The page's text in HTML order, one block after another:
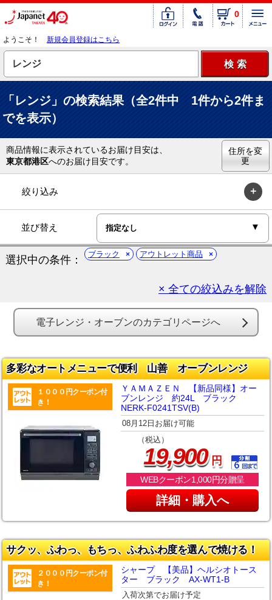
0
ようこそ！ 新規会員登録はこちら
「レンジ」の検索結果（全2件中 1件から2件ま
でを表示）
商品情報に表示されているお届け目安は、
東京都港区へのお届け目安です。
住所を変
更
絞り込み
並び替え
選択中の条件： ブラック アウトレット商品
× 全ての絞込みを解除
電子レンジ・オーブンのカテゴリページへ
多彩なオートメニューで便利 山善 オーブンレンジ
１０００円クーポン付
き！
ＹＡＭＡＺＥＮ 【新品同様】オー
ブンレンジ 約24L ブラック
NERK-F0241TSV(B)
08月12日お届け可能
（税込）
19,900円
WEBクーポン1,000円分贈呈
詳細・購入へ
サクッ、ふわっ、もちっ、ふわふわ度を選んで焼ける！
２０００円クーポン付
き！
シャープ 【美品】ヘルシオトース
ター ブラック AX-WT1-B
入荷次第でお届け予定